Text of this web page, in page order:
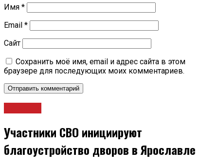
Имя *
Email *
Сайт
Сохранить моё имя, email и адрес сайта в этом
браузере для последующих моих комментариев.
Участники СВО инициируют
благоустройство дворов в Ярославле